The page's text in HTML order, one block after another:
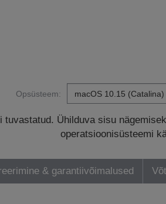
Opsüsteem:
Ühilduva sisu
operatsioonisüsteemi
& garantiivõimalused